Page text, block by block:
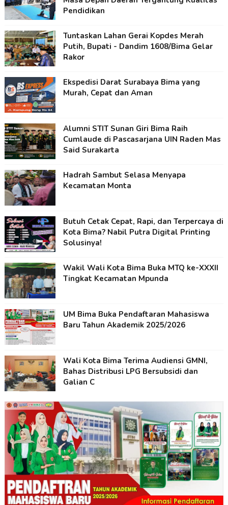
Pendidikan
Tuntaskan Lahan Gerai Kopdes Merah
Putih, Bupati - Dandim 1608/Bima Gelar
Rakor
Ekspedisi Darat Surabaya Bima yang
Murah, Cepat dan Aman
Alumni STIT Sunan Giri Bima Raih
Cumlaude di Pascasarjana UIN Raden Mas
Said Surakarta
Hadrah Sambut Selasa Menyapa
Kecamatan Monta
Butuh Cetak Cepat, Rapi, dan Terpercaya di
Kota Bima? Nabil Putra Digital Printing
Solusinya!
Wakil Wali Kota Bima Buka MTQ ke-XXXII
Tingkat Kecamatan Mpunda
UM Bima Buka Pendaftaran Mahasiswa
Baru Tahun Akademik 2025/2026
Wali Kota Bima Terima Audiensi GMNI,
Bahas Distribusi LPG Bersubsidi dan
Galian C